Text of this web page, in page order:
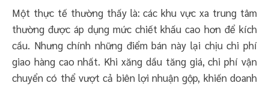
Một thực tế thường thấy là: các khu vực xa trung tâm
thường được áp dụng mức chiết khấu cao hơn để kích
cầu. Nhưng chính những điểm bán này lại chịu chi phí
giao hàng cao nhất. Khi xăng dầu tăng giá, chi phí vận
chuyển có thể vượt cả biên lợi nhuận gộp, khiến doanh